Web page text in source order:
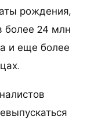
рождения,
более 24 млн
и еще более